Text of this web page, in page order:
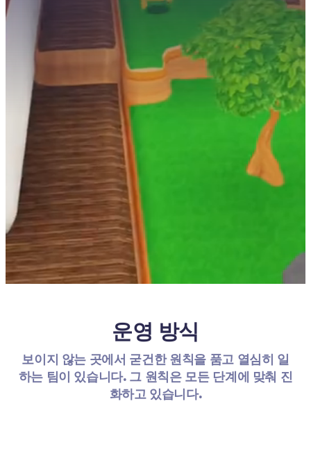
운영 방식
보이지 않는 곳에서 굳건한 원칙을 품고 열심히 일
하는 팀이 있습니다. 그 원칙은 모든 단계에 맞춰 진
화하고 있습니다.